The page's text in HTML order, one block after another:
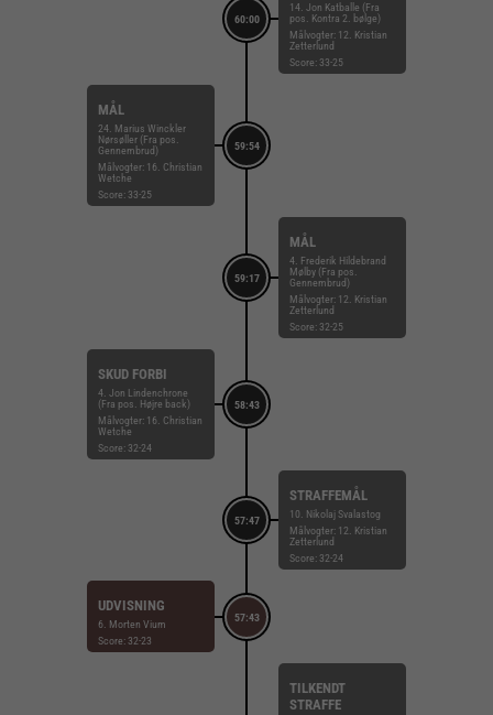
60:00
14. Jon Katballe (Fra
pos. Kontra 2. bølge)
Målvogter: 12. Kristian
Zetterlund
Score: 33-25
59:54
MÅL
24. Marius Winckler
Nørsøller (Fra pos.
Gennembrud)
Målvogter: 16. Christian
Wetche
Score: 33-25
59:17
MÅL
4. Frederik Hildebrand
Mølby (Fra pos.
Gennembrud)
Målvogter: 12. Kristian
Zetterlund
Score: 32-25
58:43
SKUD FORBI
4. Jon Lindenchrone
(Fra pos. Højre back)
Målvogter: 16. Christian
Wetche
Score: 32-24
57:47
STRAFFEMÅL
10. Nikolaj Svalastog
Målvogter: 12. Kristian
Zetterlund
Score: 32-24
57:43
UDVISNING
6. Morten Vium
Score: 32-23
TILKENDT
STRAFFE